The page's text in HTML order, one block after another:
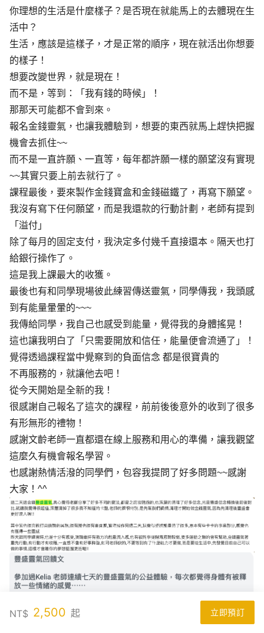
你理想的生活是什麼樣子？是否現在就能馬上的去體現在生
活中？
生活，應該是這樣子，才是正常的順序，現在就活出你想要
的樣子！
想要改變世界，就是現在！
而不是，等到：「我有錢的時候」！
那那天可能都不會到來。
報名金錢靈氣，也讓我體驗到，想要的東西就馬上趕快把握
機會去抓住~~
而不是一直許願、一直等，每年都許願一樣的願望沒有實現
~~其實只要上前去就行了。
課程最後，要來製作金錢寶盒和金錢磁鐵了，再寫下願望。
我沒有寫下任何願望，而是我還款的行動計劃，老師有提到
「溢付」
除了每月的固定支付，我決定多付幾千直接還本。隔天也打
給銀行操作了。
這是我上課最大的收獲。
最後也有和同學現場彼此練習傳送靈氣，同學傳我，我頭感
到有能量暈暈的~~~
我傳給同學，我自己也感受到能量，覺得我的身體搖晃！
這也讓我明白了「只需要開放和信任，能量便會流通了」！
覺得透過課程當中覺察到的負面信念 都是很寶貴的
不再服務的，就讓他去吧！
從今天開始是全新的我！
很感謝自己報名了這次的課程，前前後後意外的收到了很多
有形無形的禮物！
感謝文齡老師一直都還在線上服務和用心的準備，讓我觀望
這麼久有機會報名學習。
也感謝熱情活潑的同學們，包容我提問了好多問題~~感謝
大家！^^
NT$ 2,500 起 立即預訂